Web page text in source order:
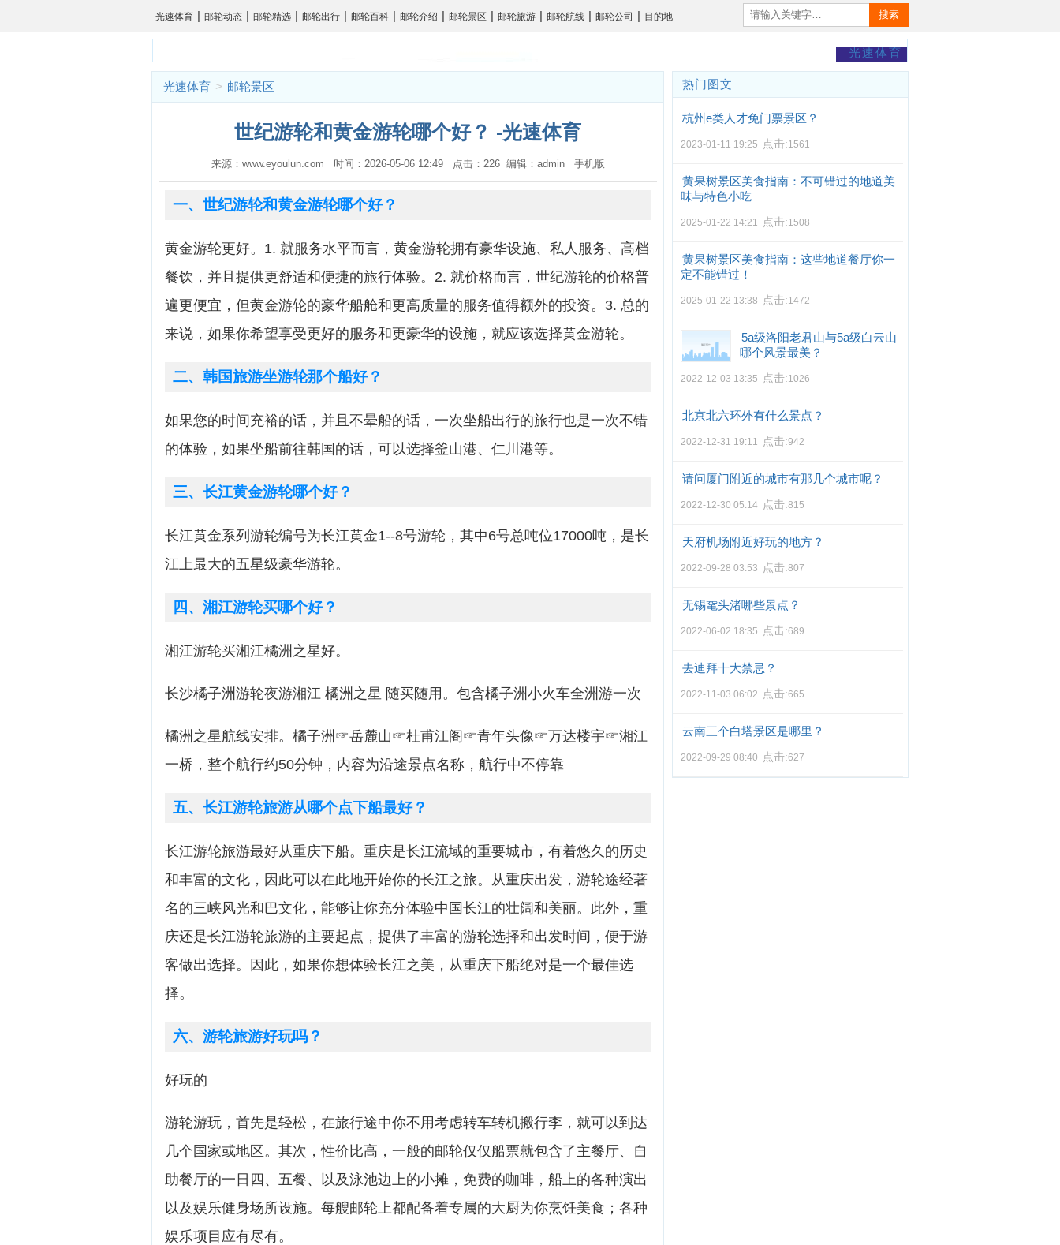
光速体育 | 邮轮动态 | 邮轮精选 | 邮轮出行 | 邮轮百科 | 邮轮介绍 | 邮轮景区 | 邮轮旅游 | 邮轮航线 | 邮轮公司 | 目的地 搜索
光速体育
光速体育 > 邮轮景区
世纪游轮和黄金游轮哪个好？ -光速体育
来源：www.eyoulun.com 时间：2026-05-06 12:49 点击：226 编辑：admin 手机版
一、世纪游轮和黄金游轮哪个好？
黄金游轮更好。1. 就服务水平而言，黄金游轮拥有豪华设施、私人服务、高档
餐饮，并且提供更舒适和便捷的旅行体验。2. 就价格而言，世纪游轮的价格普
遍更便宜，但黄金游轮的豪华船舱和更高质量的服务值得额外的投资。3. 总的
来说，如果你希望享受更好的服务和更豪华的设施，就应该选择黄金游轮。
二、韩国旅游坐游轮那个船好？
如果您的时间充裕的话，并且不晕船的话，一次坐船出行的旅行也是一次不错
的体验，如果坐船前往韩国的话，可以选择釜山港、仁川港等。
三、长江黄金游轮哪个好？
长江黄金系列游轮编号为长江黄金1--8号游轮，其中6号总吨位17000吨，是长
江上最大的五星级豪华游轮。
四、湘江游轮买哪个好？
湘江游轮买湘江橘洲之星好。
长沙橘子洲游轮夜游湘江 橘洲之星 随买随用。包含橘子洲小火车全洲游一次
橘洲之星航线安排。橘子洲☞岳麓山☞杜甫江阁☞青年头像☞万达楼宇☞湘江
一桥，整个航行约50分钟，内容为沿途景点名称，航行中不停靠
五、长江游轮旅游从哪个点下船最好？
长江游轮旅游最好从重庆下船。重庆是长江流域的重要城市，有着悠久的历史
和丰富的文化，因此可以在此地开始你的长江之旅。从重庆出发，游轮途经著
名的三峡风光和巴文化，能够让你充分体验中国长江的壮阔和美丽。此外，重
庆还是长江游轮旅游的主要起点，提供了丰富的游轮选择和出发时间，便于游
客做出选择。因此，如果你想体验长江之美，从重庆下船绝对是一个最佳选
择。
六、游轮旅游好玩吗？
好玩的
游轮游玩，首先是轻松，在旅行途中你不用考虑转车转机搬行李，就可以到达
几个国家或地区。其次，性价比高，一般的邮轮仅仅船票就包含了主餐厅、自
助餐厅的一日四、五餐、以及泳池边上的小摊，免费的咖啡，船上的各种演出
以及娱乐健身场所设施。每艘邮轮上都配备着专属的大厨为你烹饪美食；各种
娱乐项目应有尽有。
热门图文
杭州e类人才免门票景区？
2023-01-11 19:25 点击:1561
黄果树景区美食指南：不可错过的地道美
味与特色小吃
2025-01-22 14:21 点击:1508
黄果树景区美食指南：这些地道餐厅你一
定不能错过！
2025-01-22 13:38 点击:1472
5a级洛阳老君山与5a级白云山
哪个风景最美？
2022-12-03 13:35 点击:1026
北京北六环外有什么景点？
2022-12-31 19:11 点击:942
请问厦门附近的城市有那几个城市呢？
2022-12-30 05:14 点击:815
天府机场附近好玩的地方？
2022-09-28 03:53 点击:807
无锡鼋头渚哪些景点？
2022-06-02 18:35 点击:689
去迪拜十大禁忌？
2022-11-03 06:02 点击:665
云南三个白塔景区是哪里？
2022-09-29 08:40 点击:627